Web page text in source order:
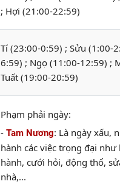
; Hợi (21:00-22:59)
Tí (23:00-0:59) ; Sửu (1:00-
6:59) ; Ngọ (11:00-12:59) ;
Tuất (19:00-20:59)
Phạm phải ngày:
- Tam Nương: Là ngày xấu,
hành các việc trọng đại
hành, cưới hỏi, động thổ,
nhà,...